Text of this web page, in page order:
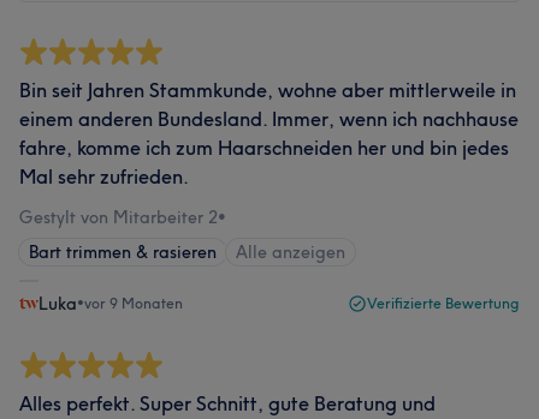
Bin seit Jahren Stammkunde, wohne aber mittlerweile in
einem anderen Bundesland. Immer, wenn ich nachhause
fahre, komme ich zum Haarschneiden her und bin jedes
Mal sehr zufrieden.
Gestylt von Mitarbeiter 2•
Bart trimmen & rasieren
Alle anzeigen
Luka•vor 9 Monaten Verifizierte Bewertung
Alles perfekt. Super Schnitt, gute Beratung und